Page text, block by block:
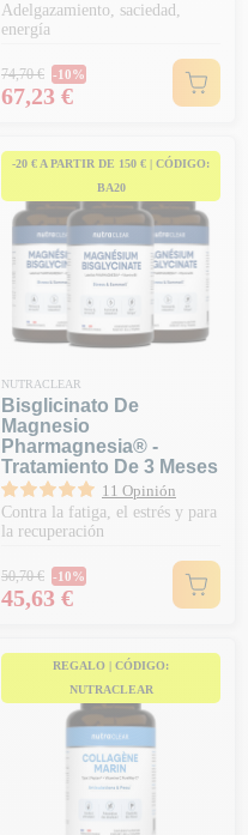
Adelgazamiento, saciedad,
energía
Precio habitual
74,70 € -10%
Precio
67,23 €
-20 € A PARTIR DE 150 € | CÓDIGO:
BA20
NUTRACLEAR
Bisglicinato De
Magnesio
Pharmagnesia® -
Tratamiento De 3 Meses
11 Opinión
Contra la fatiga, el estrés y para
la recuperación
Precio habitual
50,70 € -10%
Precio
45,63 €
REGALO | CÓDIGO:
NUTRACLEAR